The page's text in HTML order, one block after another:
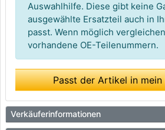
Auswahlhilfe. Diese gibt keine
ausgewählte Ersatzteil auch in
passt. Wenn möglich
vorhandene OE-Teilenummern.
Passt der Artikel in mein
Verkäuferinformationen